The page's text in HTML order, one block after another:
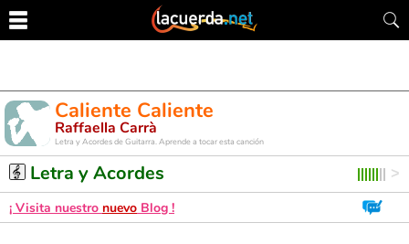
Caliente Caliente
Raffaella Carrà
Letra y Acordes de Guitarra. Aprende a tocar esta canción
Letra y Acordes
¡ Visita nuestro nuevo Blog !